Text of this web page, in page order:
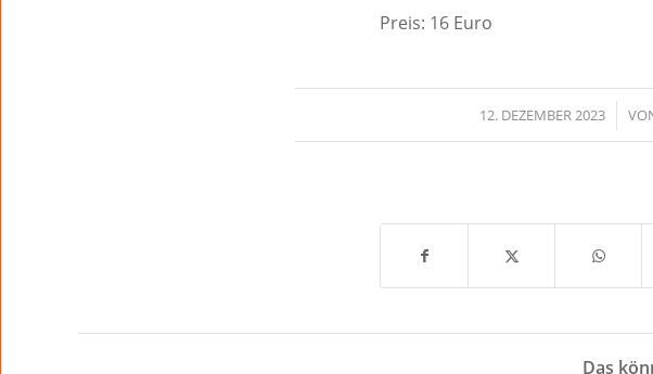
Preis: 16 Euro
12. DEZEMBER 2023
/
Das